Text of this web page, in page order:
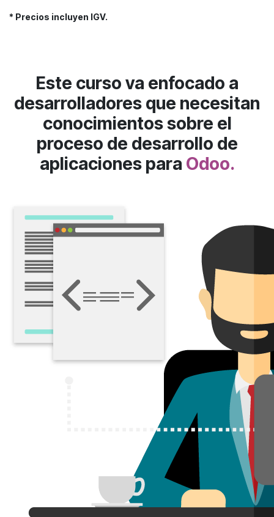
* Precios incluyen IGV.
Este curso va enfocado a
desarrolladores que necesitan
conocimientos sobre el
proceso de desarrollo de
aplicaciones para Odoo.